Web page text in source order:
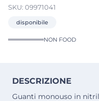
SKU: 09971041
disponibile
NON FOOD
DESCRIZIONE
Guanti monouso in